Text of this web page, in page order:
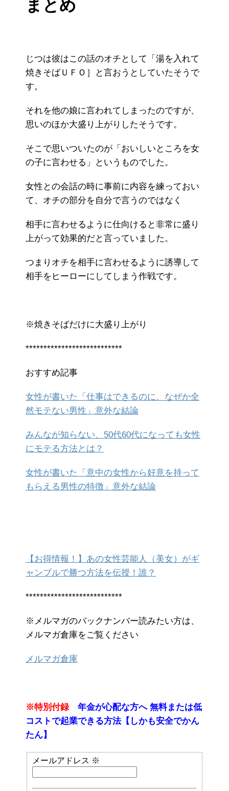
まとめ
じつは彼はこの話のオチとして「湯を入れて
焼きそばＵＦＯ］と言おうとしていたそうで
す。
それを他の娘に言われてしまったのですが、
思いのほか大盛り上がりしたそうです。
そこで思いついたのが「おいしいところを女
の子に言わせる」というものでした。
女性との会話の時に事前に内容を練っておい
て、オチの部分を自分で言うのではなく
相手に言わせるように仕向けると非常に盛り
上がって効果的だと言っていました。
つまりオチを相手に言わせるように誘導して
相手をヒーローにしてしまう作戦です。
※焼きそばだけに大盛り上がり
***************************
おすすめ記事
女性が書いた「仕事はできるのに、なぜか全
然モテない男性」意外な結論
みんなが知らない、50代60代になっても女性
にモテる方法とは？
女性が書いた「意中の女性から好意を持って
もらえる男性の特徴」意外な結論
【お得情報！】あの女性芸能人（美女）がギ
ャンブルで勝つ方法を伝授！誰？
***************************
※メルマガのバックナンバー読みたい方は、
メルマガ倉庫をご覧ください
メルマガ倉庫
※特別付録
年金が心配な方へ 無料または低
コストで起業できる方法【しかも安全でかん
たん】
メールアドレス ※